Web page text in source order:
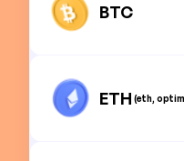
BTC
ETH (eth,